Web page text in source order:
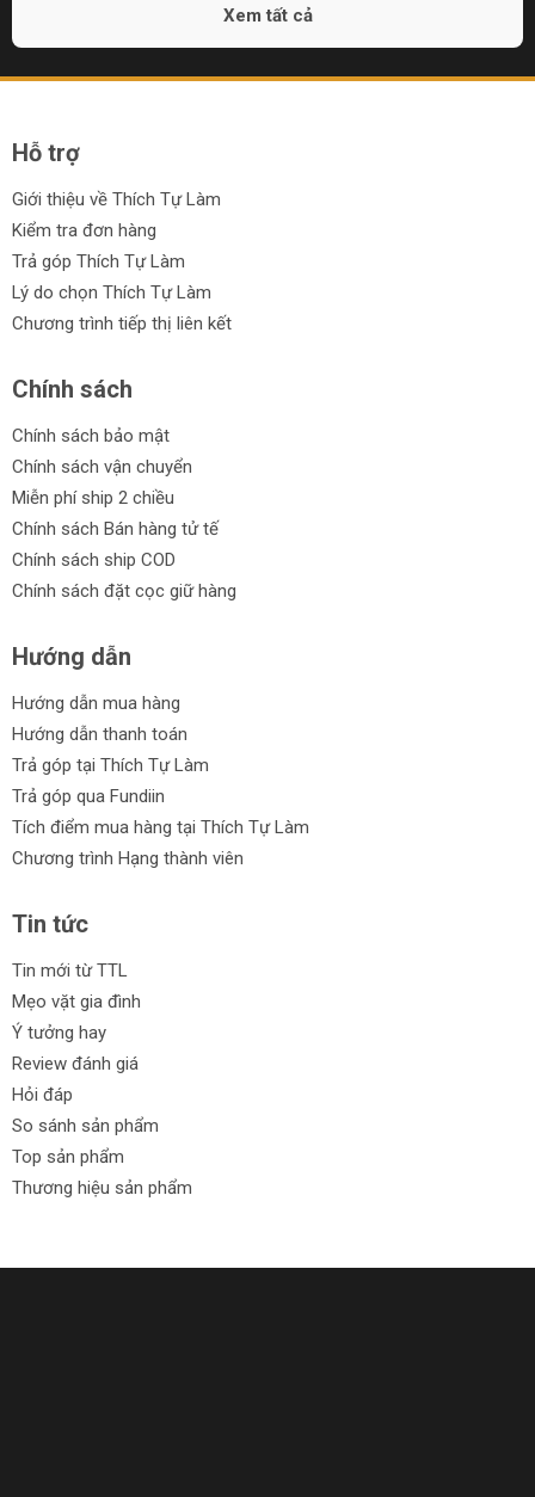
Xem tất cả
Hỗ trợ
Giới thiệu về Thích Tự Làm
Kiểm tra đơn hàng
Trả góp Thích Tự Làm
Lý do chọn Thích Tự Làm
Chương trình tiếp thị liên kết
Chính sách
Chính sách bảo mật
Chính sách vận chuyển
Miễn phí ship 2 chiều
Chính sách Bán hàng tử tế
Chính sách ship COD
Chính sách đặt cọc giữ hàng
Hướng dẫn
Hướng dẫn mua hàng
Hướng dẫn thanh toán
Trả góp tại Thích Tự Làm
Trả góp qua Fundiin
Tích điểm mua hàng tại Thích Tự Làm
Chương trình Hạng thành viên
Tin tức
Tin mới từ TTL
Mẹo vặt gia đình
Ý tưởng hay
Review đánh giá
Hỏi đáp
So sánh sản phẩm
Top sản phẩm
Thương hiệu sản phẩm